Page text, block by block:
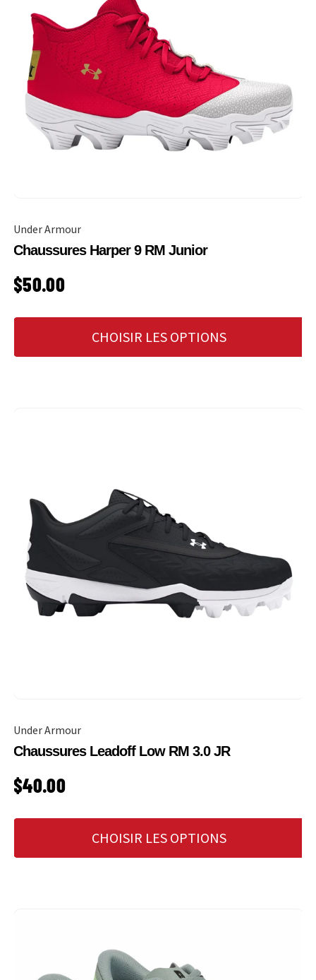
Under Armour
Chaussures Harper 9 RM Junior
PRIX HABITUEL
$50.00
CHOISIR LES OPTIONS
Under Armour
Chaussures Leadoff Low RM 3.0 JR
PRIX HABITUEL
$40.00
CHOISIR LES OPTIONS